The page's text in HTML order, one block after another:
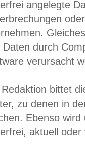
angelegte
Daten durch
verursacht
Redaktion bittet
zu denen in
Ebenso
aktuell oder